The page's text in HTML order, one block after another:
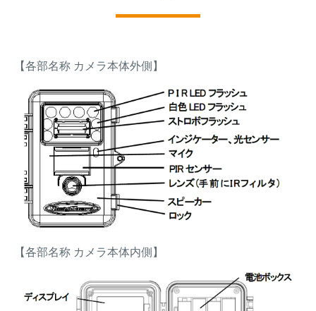
【各部名称 カメラ本体外側】
【各部名称 カメラ本体内側】